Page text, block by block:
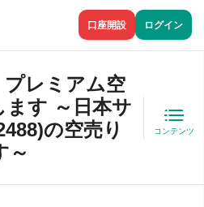
口座開設 ログイン
プレミアム空
ます ～日本サ
の空売り
～
コンテンツ